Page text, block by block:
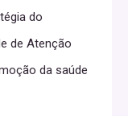
do
de Atenção
da saúde